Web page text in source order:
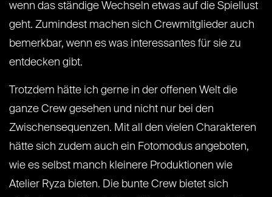
wenn das ständige Wechseln etwas auf die Spiellust
geht. Zumindest machen sich Crewmitglieder auch
bemerkbar, wenn es was interessantes für sie zu
entdecken gibt.
Trotzdem hätte ich gerne in der offenen Welt die
ganze Crew gesehen und nicht nur bei den
Zwischensequenzen. Mit all den vielen Charakteren
hätte sich zudem auch ein Fotomodus angeboten,
wie es selbst manch kleinere Produktionen wie
Atelier Ryza bieten. Die bunte Crew bietet sich